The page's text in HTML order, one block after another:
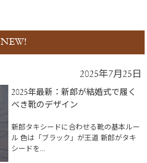
NEW!
2025年7月25日
2025年最新：新郎が結婚式で履く
べき靴のデザイン
新郎タキシードに合わせる靴の基本ルー
ル 色は「ブラック」が王道 新郎がタキ
シードを...